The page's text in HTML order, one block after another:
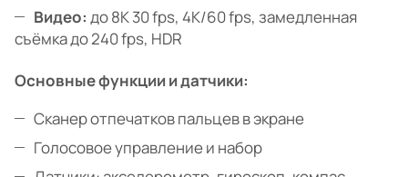
Видео: до 8K 30 fps, 4K/60 fps, замедленная
съёмка до 240 fps, HDR
Основные функции и датчики:
Сканер отпечатков пальцев в экране
Голосовое управление и набор